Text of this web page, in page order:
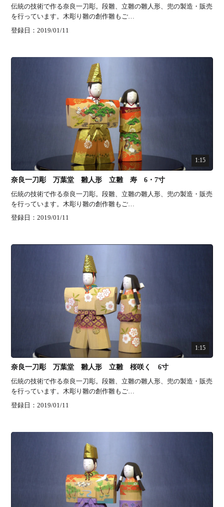
伝統の技術で作る奈良一刀彫。段雛、立雛の雛人形、兜の製造・販売
を行っています。木彫り雛の創作雛もご…
登録日：2019/01/11
1:15
奈良一刀彫 万葉堂 雛人形 立雛 寿 6・7寸
伝統の技術で作る奈良一刀彫。段雛、立雛の雛人形、兜の製造・販売
を行っています。木彫り雛の創作雛もご…
登録日：2019/01/11
1:15
奈良一刀彫 万葉堂 雛人形 立雛 桜咲く 6寸
伝統の技術で作る奈良一刀彫。段雛、立雛の雛人形、兜の製造・販売
を行っています。木彫り雛の創作雛もご…
登録日：2019/01/11